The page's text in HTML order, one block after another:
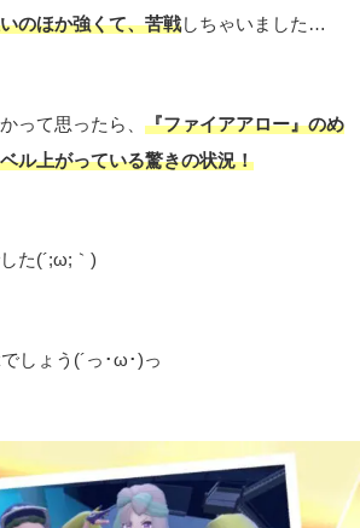
のほか強くて、苦戦しちゃいました…
って思ったら、 『ファイアアロー』のめ
ル上がっている驚きの状況！
た(´;ω;｀)
しょう(´っ･ω･)っ